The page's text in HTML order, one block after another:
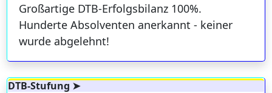
Großartige DTB-Erfolgsbilanz 100%.
Hunderte Absolventen anerkannt - keiner
wurde abgelehnt!
DTB-Stufung ➤